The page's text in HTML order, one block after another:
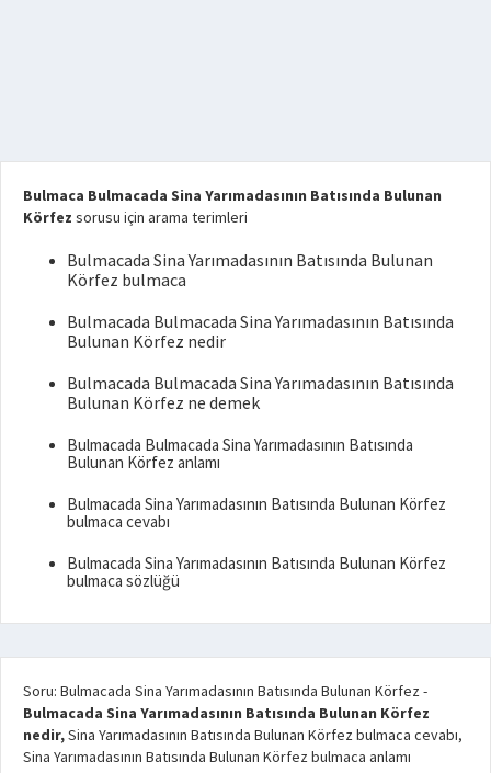
Bulmaca Bulmacada Sina Yarımadasının Batısında Bulunan
Körfez sorusu için arama terimleri
Bulmacada Sina Yarımadasının Batısında Bulunan
Körfez bulmaca
Bulmacada Bulmacada Sina Yarımadasının Batısında
Bulunan Körfez nedir
Bulmacada Bulmacada Sina Yarımadasının Batısında
Bulunan Körfez ne demek
Bulmacada Bulmacada Sina Yarımadasının Batısında
Bulunan Körfez anlamı
Bulmacada Sina Yarımadasının Batısında Bulunan Körfez
bulmaca cevabı
Bulmacada Sina Yarımadasının Batısında Bulunan Körfez
bulmaca sözlüğü
Soru: Bulmacada Sina Yarımadasının Batısında Bulunan Körfez-
Bulmacada Sina Yarımadasının Batısında Bulunan Körfez
nedir,Sina Yarımadasının Batısında Bulunan Körfez bulmaca cevabı,
Sina Yarımadasının Batısında Bulunan Körfez bulmaca anlamı